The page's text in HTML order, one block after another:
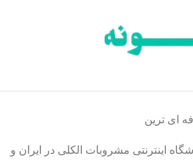
ای ترین
اینترنتی مشروبات الکلی در ایران و